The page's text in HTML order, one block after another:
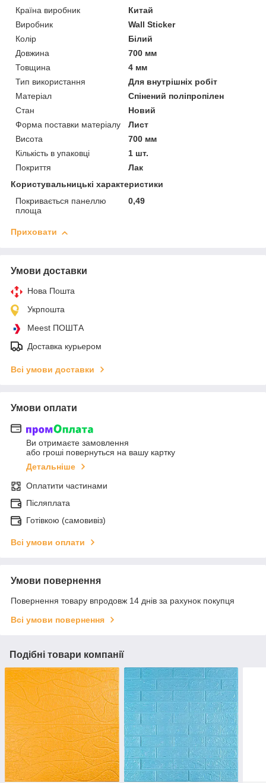
Країна виробник
Китай
Виробник
Wall Sticker
Колір
Білий
Довжина
700 мм
Товщина
4 мм
Тип використання
Для внутрішніх робіт
Матеріал
Спінений поліпропілен
Стан
Новий
Форма поставки матеріалу
Лист
Висота
700 мм
Кількість в упаковці
1 шт.
Покриття
Лак
Користувальницькі характеристики
Покривається панеллю
площа
0,49
Приховати
Умови доставки
Нова Пошта
Укрпошта
Meest ПОШТА
Доставка курьером
Всі умови доставки
Умови оплати
Ви отримаєте замовлення
або гроші повернуться на вашу картку
Детальніше
Оплатити частинами
Післяплата
Готівкою (самовивіз)
Всі умови оплати
Умови повернення
Повернення товару впродовж 14 днів за рахунок покупця
Всі умови повернення
Подібні товари компанії